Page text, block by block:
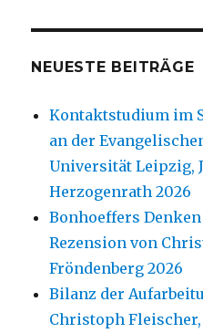
NEUESTE BEITRÄGE
Kontaktstudium im
an der
Universität Leipzig,
Herzogenrath 2026
Bonhoeffers
Rezension von
Fröndenberg 2026
Bilanz der
Christoph